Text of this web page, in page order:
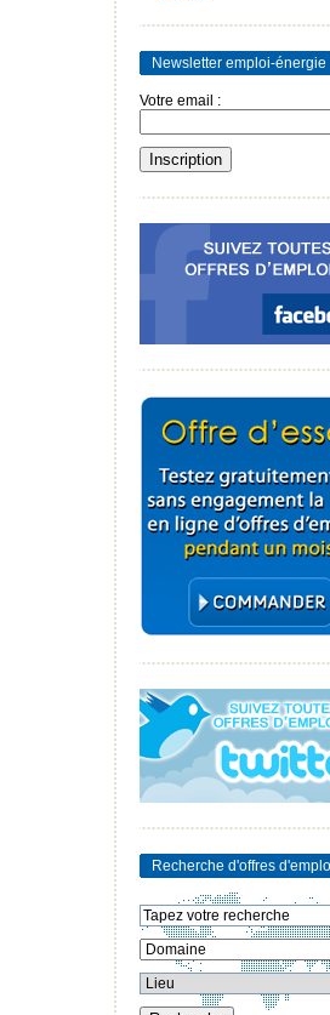
Newsletter emploi-énergie
Votre email :
Recherche d'offres